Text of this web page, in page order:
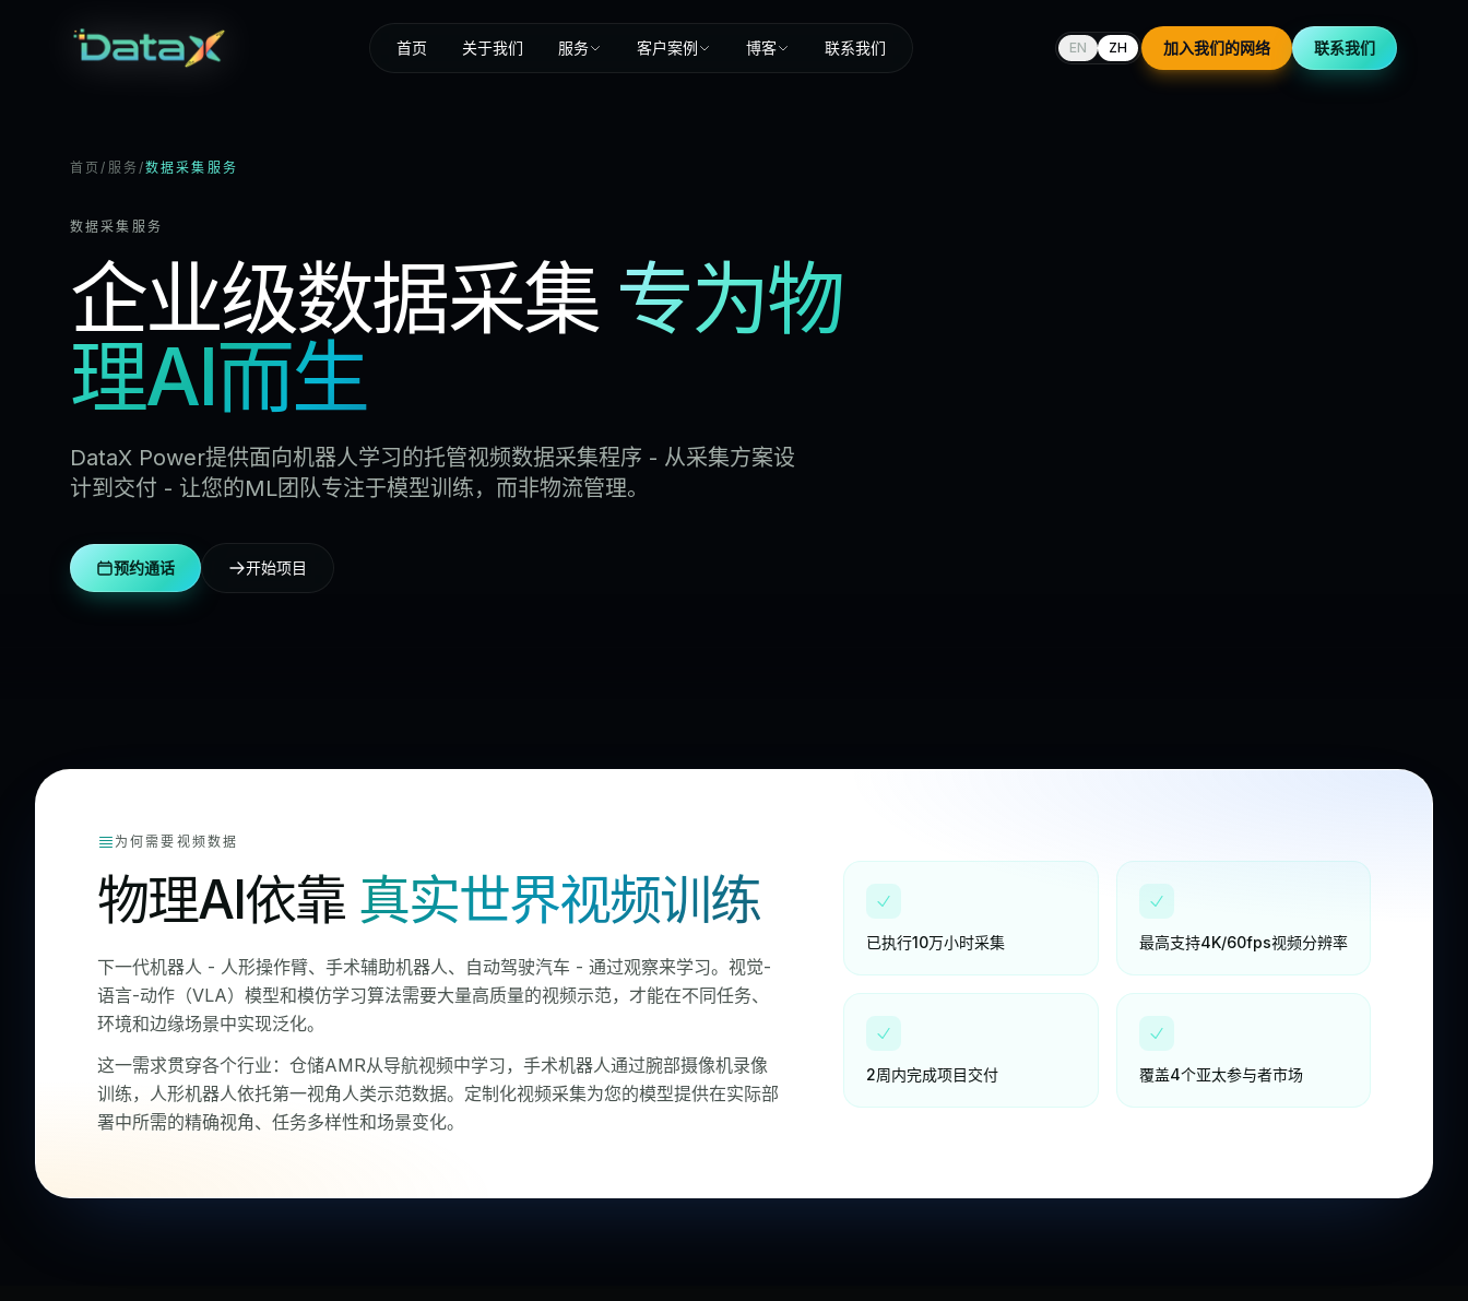
首页 关于我们 服务 客户案例 博客 联系我们 EN ZH 加入我们的网络 联系我们
首页 / 服务 /数据采集服务
数据采集服务
企业级数据采集 专为物
理AI而生
DataX Power提供面向机器人学习的托管视频数据采集程序 - 从采集方案设
计到交付 - 让您的ML团队专注于模型训练，而非物流管理。
预约通话 开始项目
为何需要视频数据
物理AI依靠 真实世界视频训练
下一代机器人 - 人形操作臂、手术辅助机器人、自动驾驶汽车 - 通过观察来学习。视觉-
语言-动作（VLA）模型和模仿学习算法需要大量高质量的视频示范，才能在不同任务、
环境和边缘场景中实现泛化。
这一需求贯穿各个行业：仓储AMR从导航视频中学习，手术机器人通过腕部摄像机录像
训练，人形机器人依托第一视角人类示范数据。定制化视频采集为您的模型提供在实际部
署中所需的精确视角、任务多样性和场景变化。
已执行10万小时采集 最高支持4K/60fps视频分辨率
2周内完成项目交付 覆盖4个亚太参与者市场